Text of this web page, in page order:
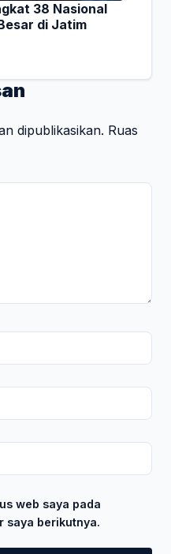
38 Nasional
di Jatim
dipublikasikan. Ruas
web saya pada
saya berikutnya.